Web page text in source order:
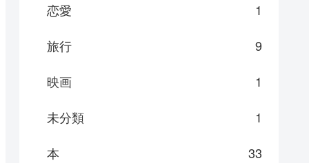
恋愛
1
旅行
9
映画
1
未分類
1
本
33